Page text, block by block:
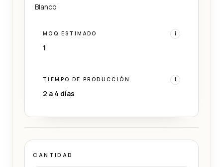
Blanco
MOQ ESTIMADO i
1
TIEMPO DE PRODUCCIÓN i
2 a 4 días
CANTIDAD